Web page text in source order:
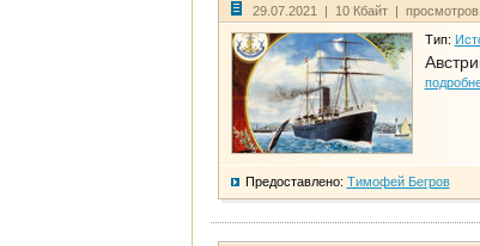
29.07.2021 | 10 Кбайт |
Тип:
Предоставлено: Тимофей Бегров